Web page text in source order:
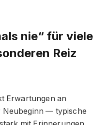
nie“ für viele
Reiz
Erwartungen an
— typische